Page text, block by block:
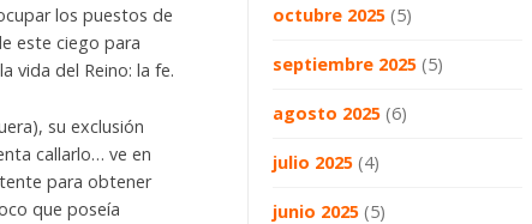
los puestos de
este ciego para
vida del Reino: la fe.
su exclusión
callarlo… ve en
para obtener
que poseía
octubre 2025 (5)
septiembre 2025 (5)
agosto 2025 (6)
julio 2025 (4)
junio 2025 (5)